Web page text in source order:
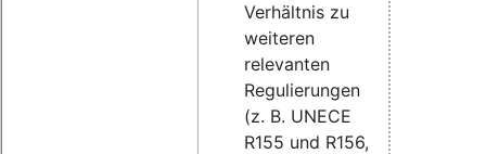
Verhältnis zu
weiteren
relevanten
Regulierungen
(z. B. UNECE
R155 und R156,